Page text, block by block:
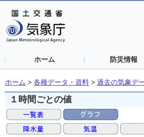
ホーム 防災情報
ホーム > 各種データ・資料 > 過去の気象デ
１時間ごとの値